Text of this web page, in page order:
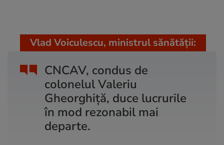
CNCAV, condus de
colonelul Valeriu
Gheorghiță, duce lucrurile
în mod rezonabil mai
departe.
Vlad Voiculescu, ministrul sănătății: